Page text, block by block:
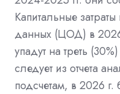
Капитальные
данных (ЦОД) в
упадут на треть
следует из отчета
подсчетам, в 2026 г.